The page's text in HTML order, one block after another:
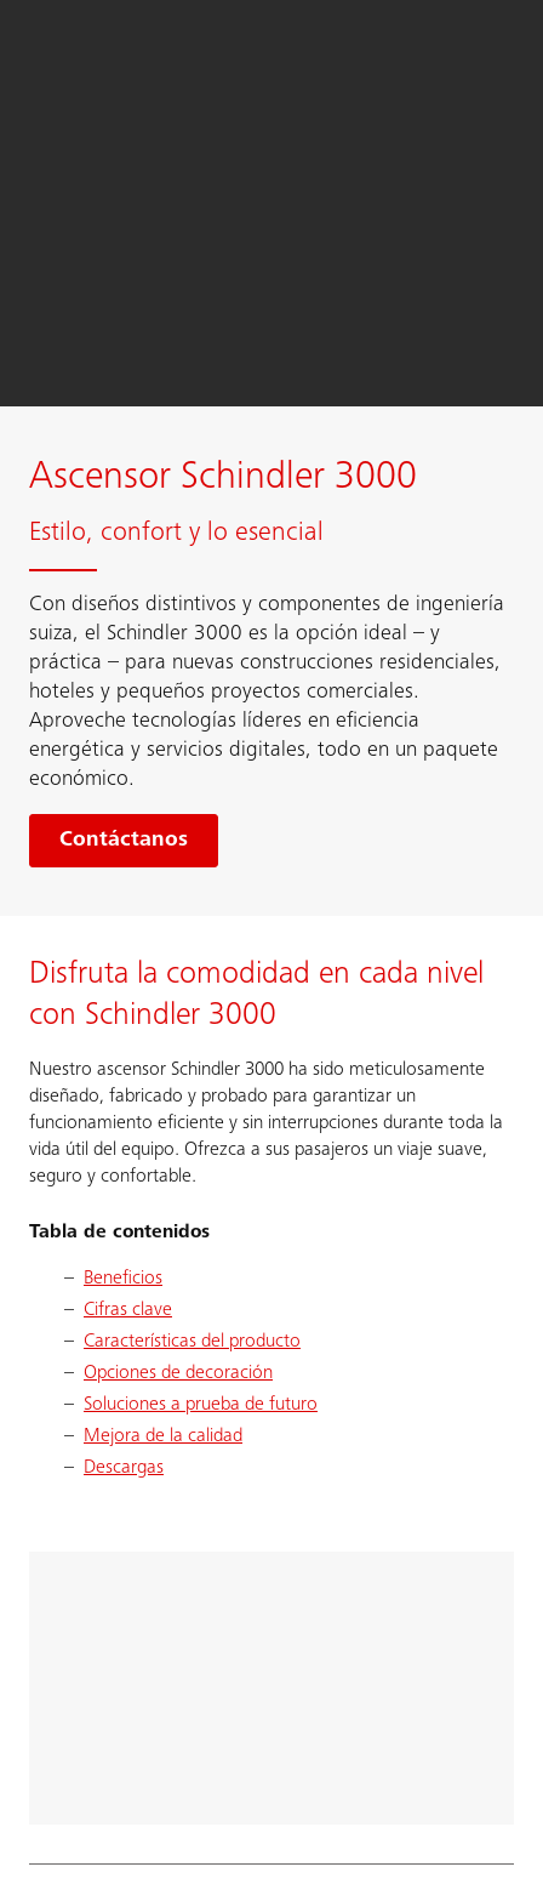
Ascensor Schindler 3000
Estilo, confort y lo esencial
Con diseños distintivos y componentes de ingeniería
suiza, el Schindler 3000 es la opción ideal – y
práctica – para nuevas construcciones residenciales,
hoteles y pequeños proyectos comerciales.
Aproveche tecnologías líderes en eficiencia
energética y servicios digitales, todo en un paquete
económico.
Contáctanos
Disfruta la comodidad en cada nivel
con Schindler 3000
Nuestro ascensor Schindler 3000 ha sido meticulosamente
diseñado, fabricado y probado para garantizar un
funcionamiento eficiente y sin interrupciones durante toda la
vida útil del equipo. Ofrezca a sus pasajeros un viaje suave,
seguro y confortable.
Tabla de contenidos
Beneficios
Cifras clave
Características del producto
Opciones de decoración
Soluciones a prueba de futuro
Mejora de la calidad
Descargas